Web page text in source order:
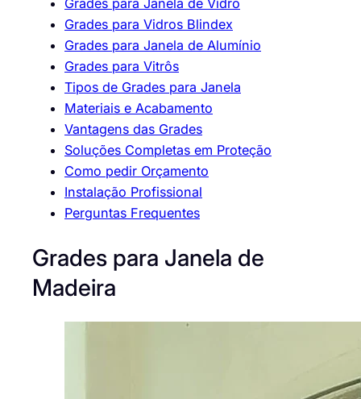
Grades para Janela de Vidro
Grades para Vidros Blindex
Grades para Janela de Alumínio
Grades para Vitrôs
Tipos de Grades para Janela
Materiais e Acabamento
Vantagens das Grades
Soluções Completas em Proteção
Como pedir Orçamento
Instalação Profissional
Perguntas Frequentes
Grades para Janela de
Madeira